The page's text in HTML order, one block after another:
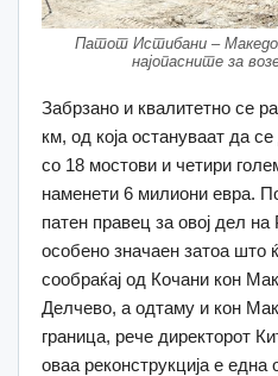
Патот Истибани –
најопасните за
Забрзано и квалитетно се
км, од која остануваат да
со 18 мостови и четири
наменети 6 милиони евра.
патен правец за овој дел
особено значаен затоа што
сообраќај од Кочани кон
Делчево, а одтаму и кон
граница, рече директорот
оваа реконструкција е една